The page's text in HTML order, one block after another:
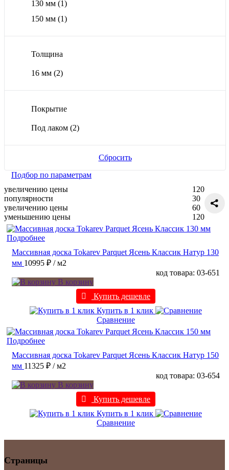
130 мм (1)
150 мм (1)
Толщина
16 мм (2)
Покрытие
Под лаком (2)
Сбросить
Подбор по параметрам
увеличению цены
популярности
увеличению цены
уменьшению цены
120
30
60
120
Подробнее
Массивная доска Tokarev Parquet Ясень Классик Натур 130
мм 10995 ₽ / м2
код товара: 03-651
В корзину
Купить дешевле
Купить в 1 клик
Сравнение
Подробнее
Массивная доска Tokarev Parquet Ясень Классик Натур 150
мм 11325 ₽ / м2
код товара: 03-654
В корзину
Купить дешевле
Купить в 1 клик
Сравнение
Страницы